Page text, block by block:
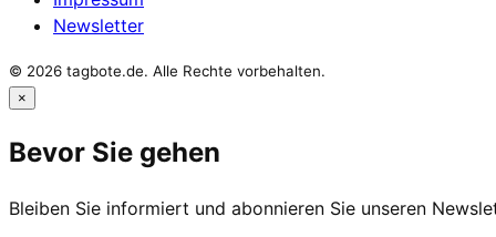
Newsletter
© 2026 tagbote.de. Alle Rechte vorbehalten.
×
Bevor Sie gehen
Bleiben Sie informiert und abonnieren Sie unseren